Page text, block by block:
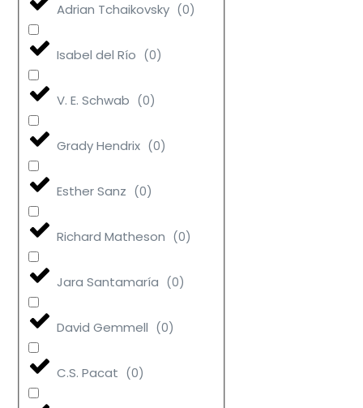
Adrian Tchaikovsky (0)
Isabel del Río (0)
V. E. Schwab (0)
Grady Hendrix (0)
Esther Sanz (0)
Richard Matheson (0)
Jara Santamaría (0)
David Gemmell (0)
C.S. Pacat (0)